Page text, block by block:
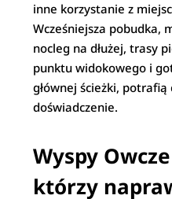
inne korzystanie z
Wcześniejsza pobudka,
nocleg na dłużej, trasy
punktu widokowego i
głównej ścieżki, potrafią
doświadczenie.
Wyspy
którzy